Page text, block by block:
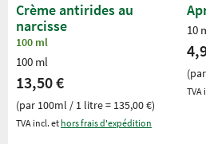
Crème antirides au
narcisse
100 ml
100 ml
13,50 €
(par 100ml / 1 litre = 135,00 €)
TVA incl. et hors frais d'expédition
10
TVA